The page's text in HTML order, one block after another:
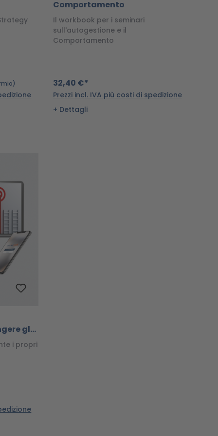
Comportamento
Il workbook per i seminari
sull'autogestione e il
Comportamento
32,40 €*
Prezzi incl. IVA più costi di spedizione
Dettagli
gli
i propri